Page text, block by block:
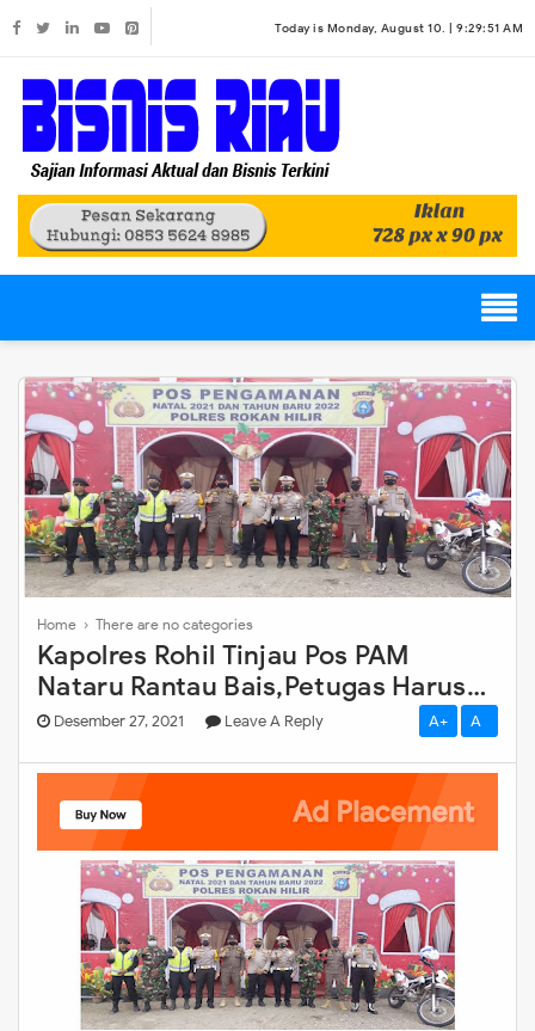
Today is Monday, August 10. | 9:29:51 AM
Home › There are no categories
Kapolres Rohil Tinjau Pos PAM
Nataru Rantau Bais,Petugas Harus
Giat Patroli.
Desember 27, 2021 Leave A Reply A+ A-